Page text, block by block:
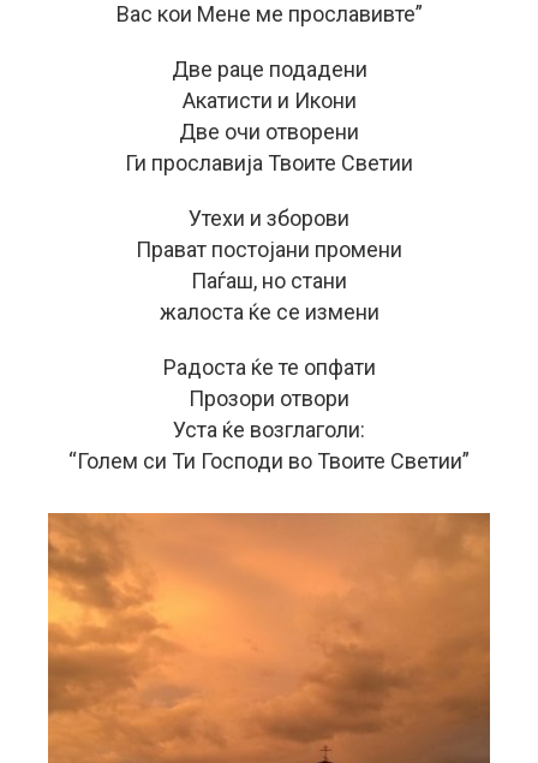
Вас кои Мене ме прославивте”
Две раце подадени
Акатисти и Икони
Две очи отворени
Ги прославија Твоите Светии
Утехи и зборови
Прават постојани промени
Паѓаш, но стани
жалоста ќе се измени
Радоста ќе те опфати
Прозори отвори
Уста ќе возглаголи:
“Голем си Ти Господи во Твоите Светии”